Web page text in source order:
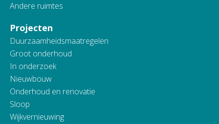
Andere ruimtes
Projecten
Duurzaamheidsmaatregelen
Groot onderhoud
In onderzoek
Nieuwbouw
Onderhoud en renovatie
Sloop
Wijkvernieuwing